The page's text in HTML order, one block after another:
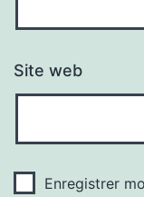
Site web
Enregistrer